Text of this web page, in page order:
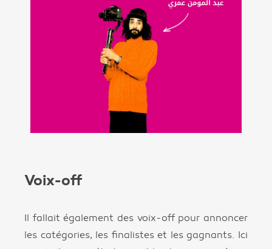
Voix-off
Il fallait également des voix-off pour annoncer
les catégories, les finalistes et les gagnants. Ici